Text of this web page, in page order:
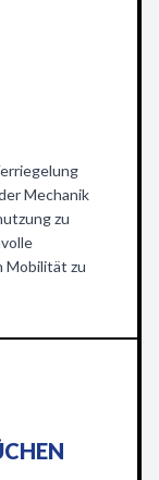
Mechanik
zu
Mobilität zu